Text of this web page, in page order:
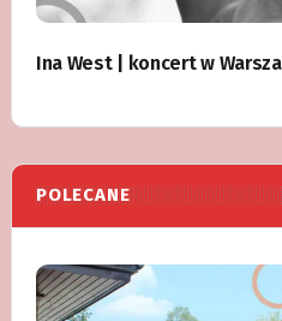
Ina West | koncert w
POLECANE